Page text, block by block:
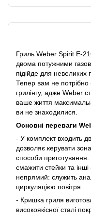
Гриль Weber Spirit E-
двома потужними
підійде для невеликих
Тепер вам не потрібно
грилінгу, адже Weber
ваше життя
ви не знаходилися.
Основні переваги
- У комплект входить
дозволяє керувати
способи
смажити стейки та інші
непрямий: служить
циркуляцією повітря.
- Кришка гриля
високоякісної сталі